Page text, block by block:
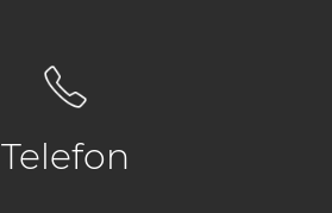
Telefon